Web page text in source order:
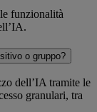
funzionalità
o gruppo?
dell’IA tramite le
granulari, tra